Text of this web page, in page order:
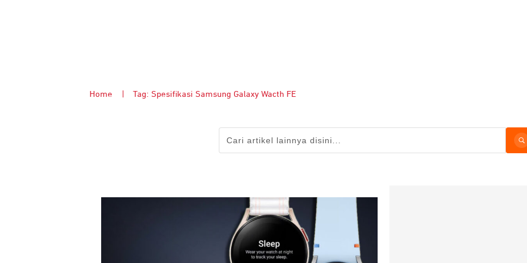
Home Tag: Spesifikasi Samsung Galaxy Wacth FE